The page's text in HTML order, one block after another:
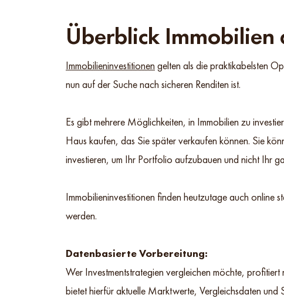
Überblick Immobilien
Immobilieninvestitionen gelten als die praktikabelsten
nun auf der Suche nach sicheren Renditen ist.
Es gibt mehrere Möglichkeiten, in Immobilien zu
Haus kaufen, das Sie später verkaufen können. Sie
investieren, um Ihr Portfolio aufzubauen und nicht Ihr
Immobilieninvestitionen finden heutzutage auch online
werden.
Datenbasierte Vorbereitung:
Wer Investmentstrategien vergleichen möchte,
bietet hierfür aktuelle Marktwerte, Vergleichsdaten